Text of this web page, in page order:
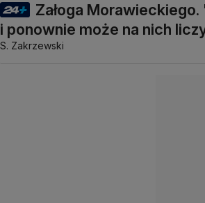
Załoga
i ponownie może na nich
S. Zakrzewski